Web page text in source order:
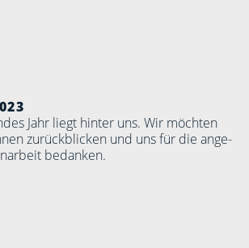
Jahr liegt hinter uns. Wir möchten
zu­rück­blicken und uns für die an­ge­
be­danken.